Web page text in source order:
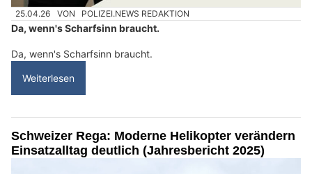
25.04.26 VON POLIZEI.NEWS REDAKTION
Da, wenn's Scharfsinn braucht.
Da, wenn's Scharfsinn braucht.
Weiterlesen
Schweizer Rega: Moderne Helikopter verändern
Einsatzalltag deutlich (Jahresbericht 2025)